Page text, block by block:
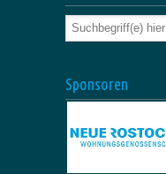
Sponsoren